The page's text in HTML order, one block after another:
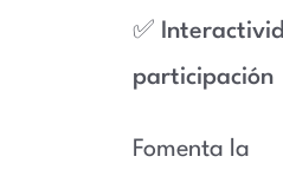
✅
participación
Fomenta la